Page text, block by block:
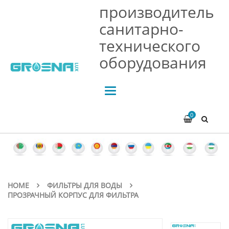
производитель
санитарно-
технического
оборудования
Toggle
0
HOME
ФИЛЬТРЫ ДЛЯ ВОДЫ
ПРОЗРАЧНЫЙ КОРПУС ДЛЯ ФИЛЬТРА